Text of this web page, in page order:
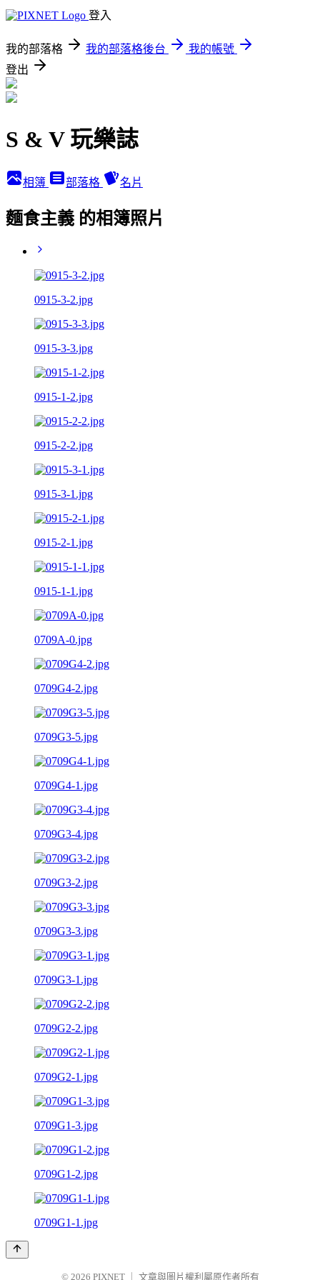
登入
我的部落格 我的部落格後台
我的帳號
登出
S & V 玩樂誌
相簿 部落格 名片
麵食主義 的相簿照片
0915-3-2.jpg
0915-3-3.jpg
0915-1-2.jpg
0915-2-2.jpg
0915-3-1.jpg
0915-2-1.jpg
0915-1-1.jpg
0709A-0.jpg
0709G4-2.jpg
0709G3-5.jpg
0709G4-1.jpg
0709G3-4.jpg
0709G3-2.jpg
0709G3-3.jpg
0709G3-1.jpg
0709G2-2.jpg
0709G2-1.jpg
0709G1-3.jpg
0709G1-2.jpg
0709G1-1.jpg
© 2026 PIXNET 文章與圖片權利屬原作者所有